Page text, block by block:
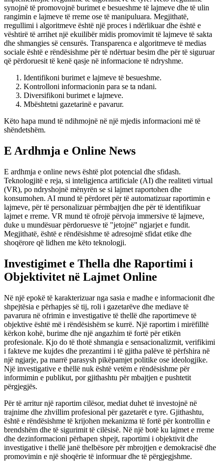
synojnë të promovojnë burimet e besueshme të lajmeve dhe të ulin
rangimin e lajmeve të rreme ose të manipuluara. Megjithatë,
rregullimi i algoritmeve është një proces i ndërlikuar dhe është e
vështirë të arrihet një ekuilibër midis promovimit të lajmeve të sakta
dhe shmangies së censurës. Transparenca e algoritmeve të medias
sociale është e rëndësishme për të ndërtuar besim dhe për të siguruar
që përdoruesit të kenë qasje në informacione të ndryshme.
Identifikoni burimet e lajmeve të besueshme.
Kontrolloni informacionin para se ta ndani.
Diversifikoni burimet e lajmeve.
Mbështetni gazetarinë e pavarur.
Këto hapa mund të ndihmojnë në një mjedis informacioni më të
shëndetshëm.
E Ardhmja e Online News
E ardhmja e online news është plot potencial dhe sfidash.
Teknologjitë e reja, si inteligjenca artificiale (AI) dhe realiteti virtual
(VR), po ndryshojnë mënyrën se si lajmet raportohen dhe
konsumohen. AI mund të përdoret për të automatizuar raportimin e
lajmeve, për të personalizuar përmbajtjen dhe për të identifikuar
lajmet e rreme. VR mund të ofrojë përvoja immersive të lajmeve,
duke u mundësuar përdoruesve të "jetojnë" ngjarjet e fundit.
Megjithatë, është e rëndësishme të adresojmë sfidat etike dhe
shoqërore që lidhen me këto teknologji.
Investigimet e Thella dhe Raportimi i
Objektivitet në Lajmet Online
Në një epokë të karakterizuar nga sasia e madhe e informacionit dhe
shpejtësia e përhapjes së tij, roli i gazetarëve dhe mediave të
pavarura në ofrimin e investigative të thellë dhe raportimeve të
objektive është më i rëndësishëm se kurrë. Një raportim i mirëfilltë
kërkon kohë, burime dhe një angazhim të fortë për etikën
profesionale. Kjo do të thotë shmangia e sensacionalizmit, verifikimi
i fakteve me kujdes dhe prezantimi i të gjitha palëve të përfshira në
një ngjarje, pa marrë parasysh pikëpamjet politike ose ideologjike.
Një investigative e thëllë nuk është vetëm e rëndësishme për
informimin e publikut, por gjithashtu për mbajtjen e pushtetit
përgjegjës.
Për të arritur një raportim cilësor, mediat duhet të investojnë në
trajnime dhe zhvillim profesional për gazetarët e tyre. Gjithashtu,
është e rëndësishme të krijohen mekanizma të fortë për kontrollin e
brendshëm dhe të sigurimit të cilësisë. Në një botë ku lajmet e rreme
dhe dezinformacioni përhapen shpejt, raportimi i objektivit dhe
investigative i thellë janë thelbësore për mbrojtjen e demokracisë dhe
promovimin e një shoqërie të informuar dhe të përgjegjshme.